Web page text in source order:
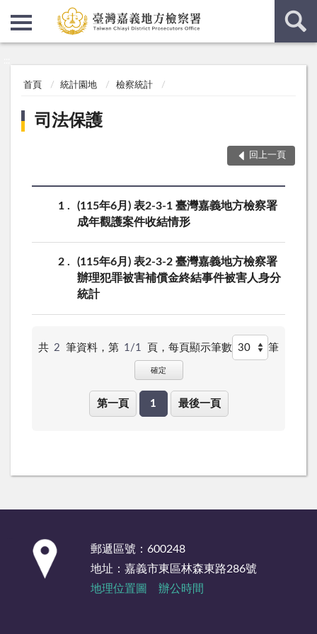
首頁 統計園地 檢察統計
司法保護
回上一頁
1
(115年6月) 表2-3-1 臺灣嘉義地方檢察署
成年觀護案件收結情形
2
(115年6月) 表2-3-2 臺灣嘉義地方檢察署
辦理犯罪被害補償金終結事件被害人身分
統計
共 2 筆資料，第 1/1 頁， 每頁顯示筆數 筆
確定
第一頁 1 最後一頁
郵遞區號：600248
地址：嘉義市東區林森東路286號
地理位置圖
辦公時間